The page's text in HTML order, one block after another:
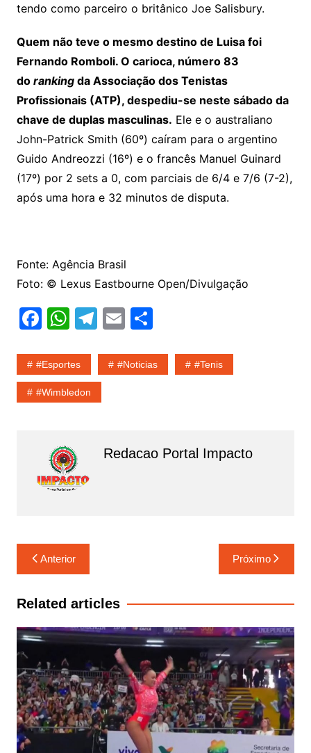
tendo como parceiro o britânico Joe Salisbury.
Quem não teve o mesmo destino de Luisa foi
Fernando Romboli. O carioca, número 83
do rankingda Associação dos Tenistas
Profissionais (ATP), despediu-se neste sábado da
chave de duplas masculinas. Ele e o australiano
John-Patrick Smith (60º) caíram para o argentino
Guido Andreozzi (16º) e o francês Manuel Guinard
(17º) por 2 sets a 0, com parciais de 6/4 e 7/6 (7-2),
após uma hora e 32 minutos de disputa.
Fonte: Agência Brasil
Foto: © Lexus Eastbourne Open/Divulgação
F
c
e
b
o
k
W
at
s
A
p
T
e
gr
a
E
ai
S
ar
#esportes #noticias #tenis
#wimbledon
Redacao Portal Impacto
Navegação
de
Post
Anterior Próximo
Related articles